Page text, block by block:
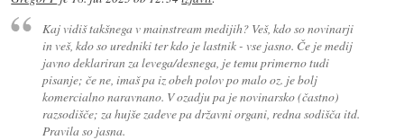
Kaj vidiš takšnega v mainstream medijih? Veš, kdo so novinarji
in veš, kdo so uredniki ter kdo je lastnik - vse jasno. Če je medij
javno deklariran za levega/desnega, je temu primerno tudi
pisanje; če ne, imaš pa iz obeh polov po malo oz. je bolj
komercialno naravnano. V ozadju pa je novinarsko (častno)
razsodišče; za hujše zadeve pa državni organi, redna sodišča itd.
Pravila so jasna.